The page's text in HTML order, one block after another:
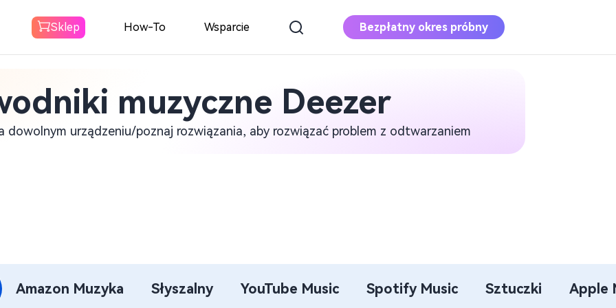
Spotify Konwerter
muzyki
Do pobrania Spotify Muzyka do
Apple Music
Pobierz Apple Music do MP3
dźwiękowy
Sklep How-To Wsparcie Bezpłatny okres próbny
muzyczne Deezer
dowolnym urządzeniu/poznaj rozwiązania, aby rozwiązać problem z odtwarzaniem
Amazon Muzyka Słyszalny YouTube Music Spotify Music Sztuczki Apple